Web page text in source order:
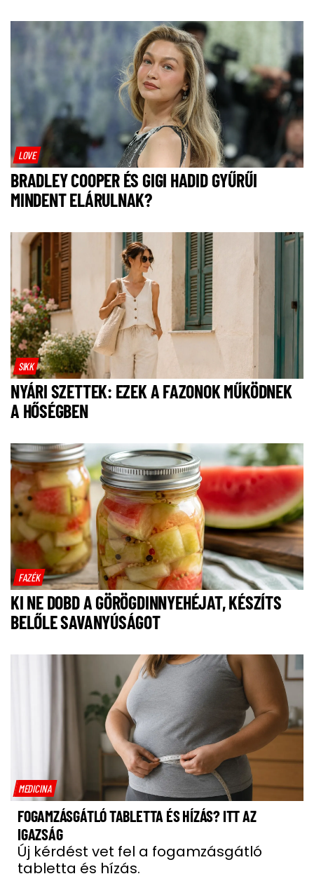
LOVE
BRADLEY COOPER ÉS GIGI HADID GYŰRŰI
MINDENT ELÁRULNAK?
SIKK
NYÁRI SZETTEK: EZEK A FAZONOK MŰKÖDNEK
A HŐSÉGBEN
FAZÉK
KI NE DOBD A GÖRÖGDINNYEHÉJAT, KÉSZÍTS
BELŐLE SAVANYÚSÁGOT
MEDICINA
FOGAMZÁSGÁTLÓ TABLETTA ÉS HÍZÁS? ITT AZ
IGAZSÁG
Új kérdést vet fel a fogamzásgátló
tabletta és hízás.